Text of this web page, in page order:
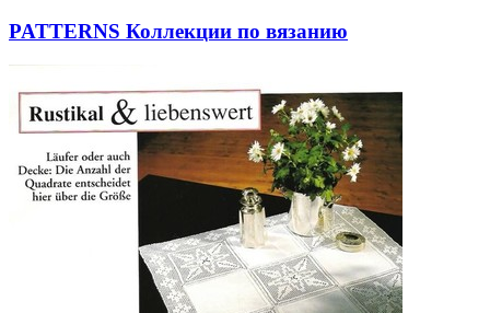
PATTERNS Коллекции по вязанию